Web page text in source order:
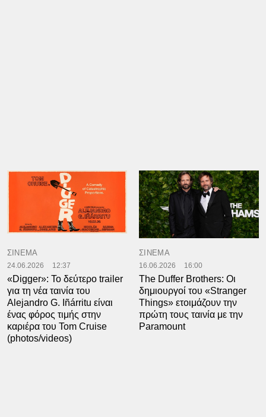
ΣΙΝΕΜΑ
24.06.2026 12:37
«Digger»: Το δεύτερο trailer
για τη νέα ταινία του
Alejandro G. Iñárritu είναι
ένας φόρος τιμής στην
καριέρα του Tom Cruise
(photos/videos)
ΣΙΝΕΜΑ
16.06.2026 16:00
The Duffer Brothers: Οι
δημιουργοί του «Stranger
Things» ετοιμάζουν την
πρώτη τους ταινία με την
Paramount